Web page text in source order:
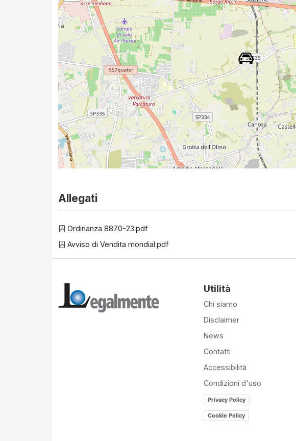
Allegati
Ordinanza 8870-23.pdf
Avviso di Vendita mondial.pdf
Utilità
Chi siamo
Disclaimer
News
Contatti
Accessibilità
Condizioni d'uso
Privacy Policy
Cookie Policy